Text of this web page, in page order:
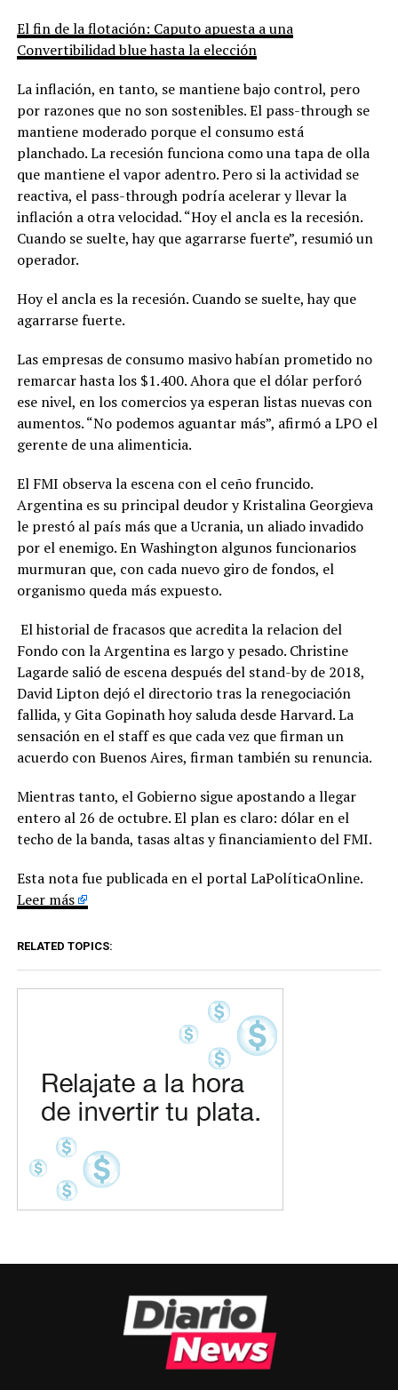
El fin de la flotación: Caputo apuesta a una
Convertibilidad blue hasta la elección
La inflación, en tanto, se mantiene bajo control, pero
por razones que no son sostenibles. El pass-through se
mantiene moderado porque el consumo está
planchado. La recesión funciona como una tapa de olla
que mantiene el vapor adentro. Pero si la actividad se
reactiva, el pass-through podría acelerar y llevar la
inflación a otra velocidad. “Hoy el ancla es la recesión.
Cuando se suelte, hay que agarrarse fuerte”, resumió un
operador.
Hoy el ancla es la recesión. Cuando se suelte, hay que
agarrarse fuerte.
Las empresas de consumo masivo habían prometido no
remarcar hasta los $1.400. Ahora que el dólar perforó
ese nivel, en los comercios ya esperan listas nuevas con
aumentos. “No podemos aguantar más”, afirmó a LPO el
gerente de una alimenticia.
El FMI observa la escena con el ceño fruncido.
Argentina es su principal deudor y Kristalina Georgieva
le prestó al país más que a Ucrania, un aliado invadido
por el enemigo. En Washington algunos funcionarios
murmuran que, con cada nuevo giro de fondos, el
organismo queda más expuesto.
El historial de fracasos que acredita la relacion del
Fondo con la Argentina es largo y pesado. Christine
Lagarde salió de escena después del stand-by de 2018,
David Lipton dejó el directorio tras la renegociación
fallida, y Gita Gopinath hoy saluda desde Harvard. La
sensación en el staff es que cada vez que firman un
acuerdo con Buenos Aires, firman también su renuncia.
Mientras tanto, el Gobierno sigue apostando a llegar
entero al 26 de octubre. El plan es claro: dólar en el
techo de la banda, tasas altas y financiamiento del FMI.
Esta nota fue publicada en el portal LaPolíticaOnline.
Leer más
RELATED TOPICS: